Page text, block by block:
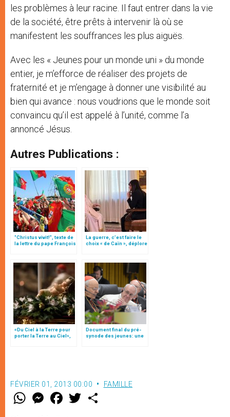
les problèmes à leur racine. Il faut entrer dans la vie
de la société, être prêts à intervenir là où se
manifestent les souffrances les plus aiguës.
Avec les « Jeunes pour un monde uni » du monde
entier, je m’efforce de réaliser des projets de
fraternité et je m’engage à donner une visibilité au
bien qui avance : nous voudrions que le monde soit
convaincu qu’il est appelé à l’unité, comme l’a
annoncé Jésus.
Autres Publications :
"Christus vivit!", texte de
la lettre du pape François
La guerre, c’est faire le
choix « de Caïn », déplore
«Du Ciel à la Terre pour
porter la Terre au Ciel»,
Document final du pré-
synode des jeunes: une
FÉVRIER 01, 2013 00:00 FAMILLE
W M
e
F
a w